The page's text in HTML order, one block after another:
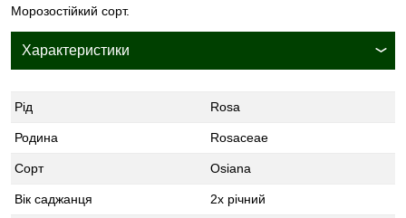
Морозостійкий сорт.
Характеристики
Рід Rosa
Родина Rosaceae
Сорт Osiana
Вік саджанця 2х річний